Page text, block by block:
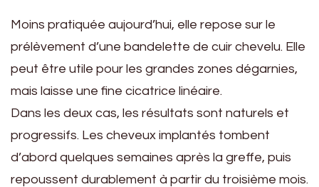
Moins pratiquée aujourd’hui, elle repose sur le
prélèvement d’une bandelette de cuir chevelu. Elle
peut être utile pour les grandes zones dégarnies,
mais laisse une fine cicatrice linéaire.
Dans les deux cas, les résultats sont naturels et
progressifs. Les cheveux implantés tombent
d’abord quelques semaines après la greffe, puis
repoussent durablement à partir du troisième mois.